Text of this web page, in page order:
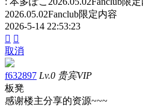
2026.05.02Fanclub限定内容
2026-5-14 22:53:23
 
取消
f632897 Lv.0 贵宾VIP
板凳
感谢楼主分享的资源~~~